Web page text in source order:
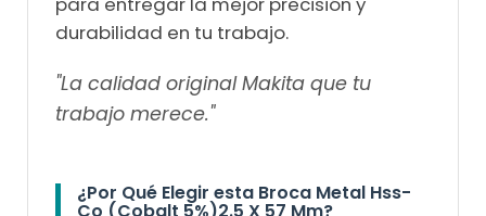
durabilidad en tu trabajo.
"La calidad original Makita que tu
trabajo merece."
¿Por Qué Elegir esta Broca Metal Hss-
Co (Cobalt 5%)2.5 X 57 Mm?